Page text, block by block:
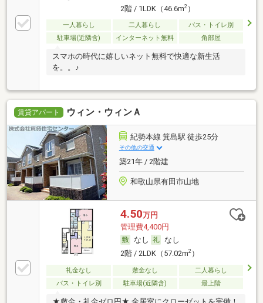
2階 / 1LDK（46.6m2）
一人暮らし 二人暮らし
バス・トイレ別
駐車場(近隣含)
インターネット無料 角部屋
スマホの時代に嬉しいネット無料で快適な新生活
を。。♪
賃貸アパート ウィン・ウィンＡ
紀勢本線 箕島駅 徒歩25分
その他の交通
築21年 / 2階建
和歌山県有田市山地
4.50万円
管理費4,400円
なし
なし
2階 / 2LDK（57.02m2）
礼金なし 敷金なし
二人暮らし
バス・トイレ別
駐車場(近隣含) 最上階
★敷金・礼金ゼロ円★ 全居室にクローゼットを完備！